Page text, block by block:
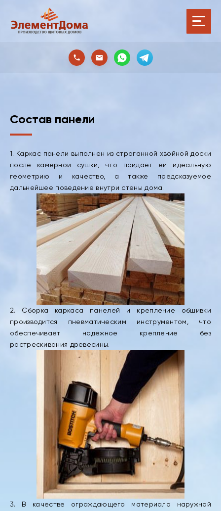
Состав панели
1. Каркас панели выполнен из строганной хвойной доски
после камерной сушки, что придает ей идеальную
геометрию и качество, а также предсказуемое
дальнейшее поведение внутри стены дома.
2. Сборка каркаса панелей и крепление обшивки
производится пневматическим инструментом, что
обеспечивает надежное крепление без
растрескивания древесины.
3. В качестве ограждающего материала наружной